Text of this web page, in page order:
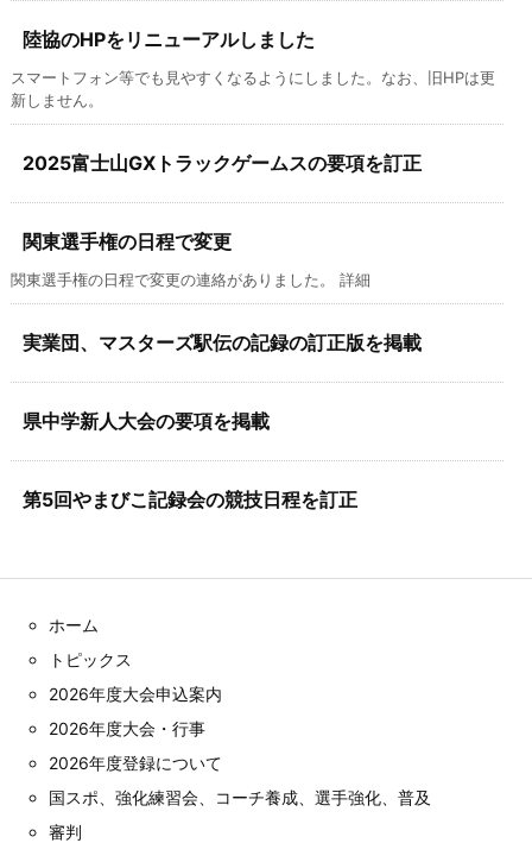
陸協のHPをリニューアルしました
スマートフォン等でも見やすくなるようにしました。なお、旧HPは更
新しません。
2025富士山GXトラックゲームスの要項を訂正
関東選手権の日程で変更
関東選手権の日程で変更の連絡がありました。 詳細
実業団、マスターズ駅伝の記録の訂正版を掲載
県中学新人大会の要項を掲載
第5回やまびこ記録会の競技日程を訂正
ホーム
トピックス
2026年度大会申込案内
2026年度大会・行事
2026年度登録について
国スポ、強化練習会、コーチ養成、選手強化、普及
審判